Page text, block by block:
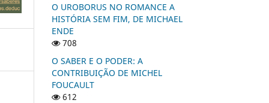
O UROBORUS NO ROMANCE A
HISTÓRIA SEM FIM, DE MICHAEL
ENDE
708
O SABER E O PODER: A
CONTRIBUIÇÃO DE MICHEL
FOUCAULT
612